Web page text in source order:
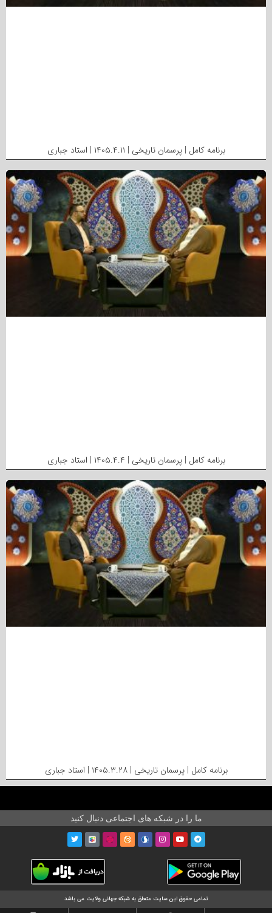
برنامه کامل | پرسمان تاریخی | ۱۴۰۵.۴.۱۱ | استاد جباری
برنامه کامل | پرسمان تاریخی | ۱۴۰۵.۴.۴ | استاد جباری
برنامه کامل | پرسمان تاریخی | ۱۴۰۵.۳.۲۸ | استاد جباری
ما را در شبکه های اجتماعی دنبال کنید
تمامی حقوق این سایت متعلق به شبکه جهانی ولایت می باشد